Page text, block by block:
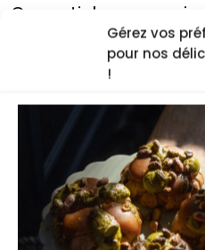
Gérez vos
pour nos
!
Ces articles
Les secrets pour
feuilletée
24 avril 2025